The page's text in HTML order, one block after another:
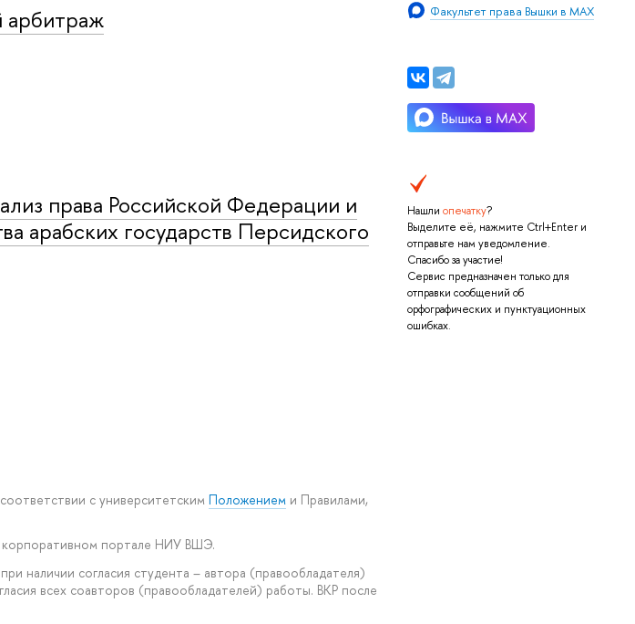
Факультет права Вышки в MAX
Нашли опечатку?
Выделите её, нажмите Ctrl+Enter и
отправьте нам уведомление.
Спасибо за участие!
Сервис предназначен только для
отправки сообщений об
орфографических и пунктуационных
ошибках.
арбитраж
права Российской Федерации и
арабских государств Персидского
с университетским Положением и Правилами,
корпоративном портале НИУ ВШЭ.
наличии согласия студента – автора (правообладателя)
всех соавторов (правообладателей) работы. ВКР после